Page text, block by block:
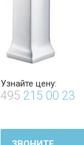
Узнайте цену:
495 215 00 23